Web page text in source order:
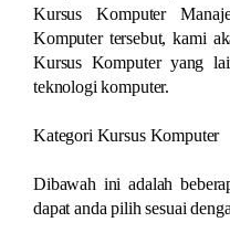
Kursus Komputer
Komputer tersebut, kami
Kursus Komputer yang
teknologi komputer.
Kategori Kursus Komputer
Dibawah ini adalah
dapat anda pilih sesuai